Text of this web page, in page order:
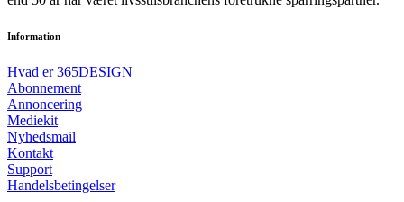
Information
Hvad er 365DESIGN
Abonnement
Annoncering
Mediekit
Nyhedsmail
Kontakt
Support
Handelsbetingelser